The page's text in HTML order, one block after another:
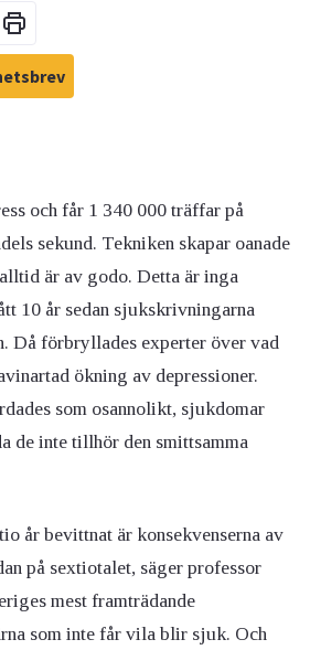
och får 1 340 000 träffar på
sekund. Tekniken skapar oanade
är av godo. Detta är inga
10 år sedan sjukskrivningarna
Då förbryllades experter över vad
ökning av depressioner.
som osannolikt, sjukdomar
de inte tillhör den smittsamma
år bevittnat är konsekvenserna av
på sextiotalet, säger professor
mest framträdande
som inte får vila blir sjuk. Och